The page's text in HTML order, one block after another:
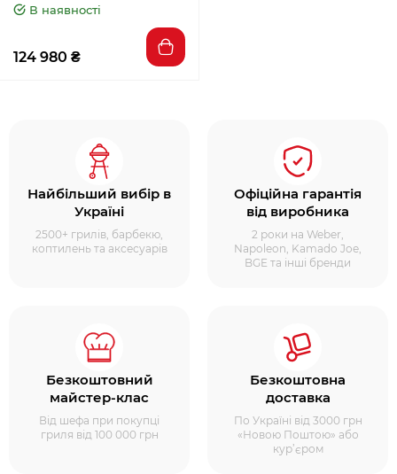
В наявності
124 980 ₴
Найбільший вибір в
Україні
2500+ грилів, барбекю,
коптилень та аксесуарів
Офіційна гарантія
від виробника
2 роки на Weber,
Napoleon, Kamado Joe,
BGE та інші бренди
Безкоштовний
майстер-клас
Від шефа при покупці
гриля від 100 000 грн
Безкоштовна
доставка
По Україні від 3000 грн
«Новою Поштою» або
кур’єром